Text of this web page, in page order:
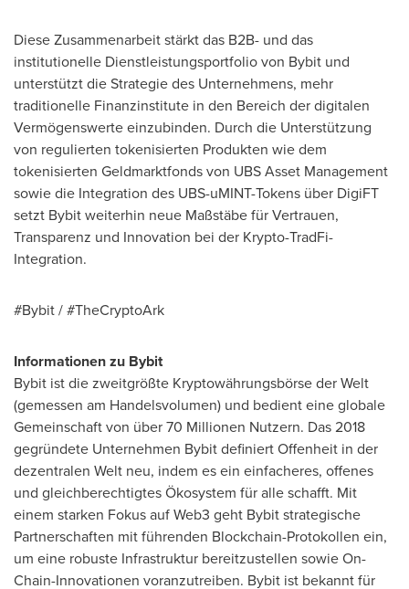
Diese Zusammenarbeit stärkt das B2B- und das
institutionelle Dienstleistungsportfolio von Bybit und
unterstützt die Strategie des Unternehmens, mehr
traditionelle Finanzinstitute in den Bereich der digitalen
Vermögenswerte einzubinden. Durch die Unterstützung
von regulierten tokenisierten Produkten wie dem
tokenisierten Geldmarktfonds von UBS Asset Management
sowie die Integration des UBS-uMINT-Tokens über DigiFT
setzt Bybit weiterhin neue Maßstäbe für Vertrauen,
Transparenz und Innovation bei der Krypto-TradFi-
Integration.
#Bybit / #TheCryptoArk
Informationen zu Bybit
Bybit ist die zweitgrößte Kryptowährungsbörse der Welt
(gemessen am Handelsvolumen) und bedient eine globale
Gemeinschaft von über 70 Millionen Nutzern. Das 2018
gegründete Unternehmen Bybit definiert Offenheit in der
dezentralen Welt neu, indem es ein einfacheres, offenes
und gleichberechtigtes Ökosystem für alle schafft. Mit
einem starken Fokus auf Web3 geht Bybit strategische
Partnerschaften mit führenden Blockchain-Protokollen ein,
um eine robuste Infrastruktur bereitzustellen sowie On-
Chain-Innovationen voranzutreiben. Bybit ist bekannt für